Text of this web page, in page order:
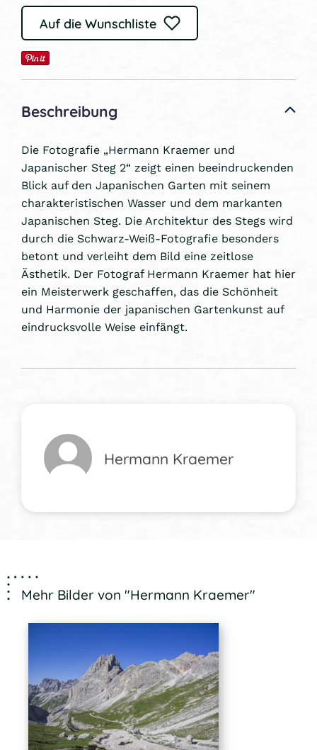
Auf die Wunschliste
Beschreibung
Die Fotografie „Hermann Kraemer und
Japanischer Steg 2“ zeigt einen beeindruckenden
Blick auf den Japanischen Garten mit seinem
charakteristischen Wasser und dem markanten
Japanischen Steg. Die Architektur des Stegs wird
durch die Schwarz-Weiß-Fotografie besonders
betont und verleiht dem Bild eine zeitlose
Ästhetik. Der Fotograf Hermann Kraemer hat hier
ein Meisterwerk geschaffen, das die Schönheit
und Harmonie der japanischen Gartenkunst auf
eindrucksvolle Weise einfängt.
Hermann Kraemer
Mehr Bilder von "Hermann Kraemer"